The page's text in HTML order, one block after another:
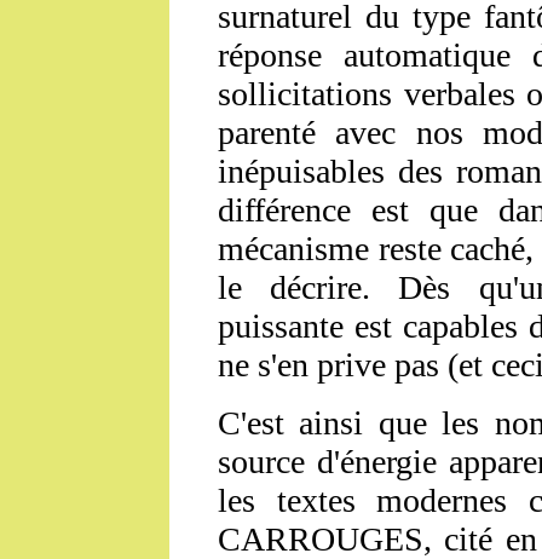
surnaturel du type
réponse automatique
sollicitations verbales
parenté avec nos
inépuisables des
différence est que
mécanisme reste
le décrire. Dès
puissante est capables
ne s'en prive pas (et
C'est ainsi que les
source d'énergie
les textes modernes
CARROUGES, cité